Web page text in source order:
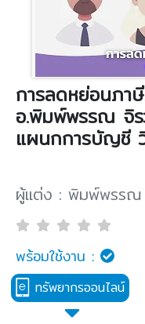
การลดหย่อนภา
อ.พิมพ์พรรณ จิร
แผนกการบัญชี
ผู้แต่ง : พิมพ์พรรณ
พร้อมใช้งาน :
ทรัพยากรออนไลน์